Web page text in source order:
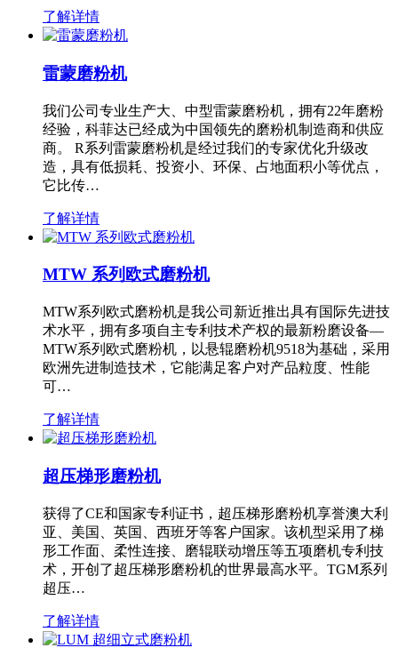
了解详情
雷蒙磨粉机
我们公司专业生产大、中型雷蒙磨粉机，拥有22年磨粉
经验，科菲达已经成为中国领先的磨粉机制造商和供应
商。 R系列雷蒙磨粉机是经过我们的专家优化升级改
造，具有低损耗、投资小、环保、占地面积小等优点，
它比传…
了解详情
MTW 系列欧式磨粉机
MTW系列欧式磨粉机是我公司新近推出具有国际先进技
术水平，拥有多项自主专利技术产权的最新粉磨设备—
MTW系列欧式磨粉机，以悬辊磨粉机9518为基础，采用
欧洲先进制造技术，它能满足客户对产品粒度、性能
可…
了解详情
超压梯形磨粉机
获得了CE和国家专利证书，超压梯形磨粉机享誉澳大利
亚、美国、英国、西班牙等客户国家。该机型采用了梯
形工作面、柔性连接、磨辊联动增压等五项磨机专利技
术，开创了超压梯形磨粉机的世界最高水平。TGM系列
超压…
了解详情